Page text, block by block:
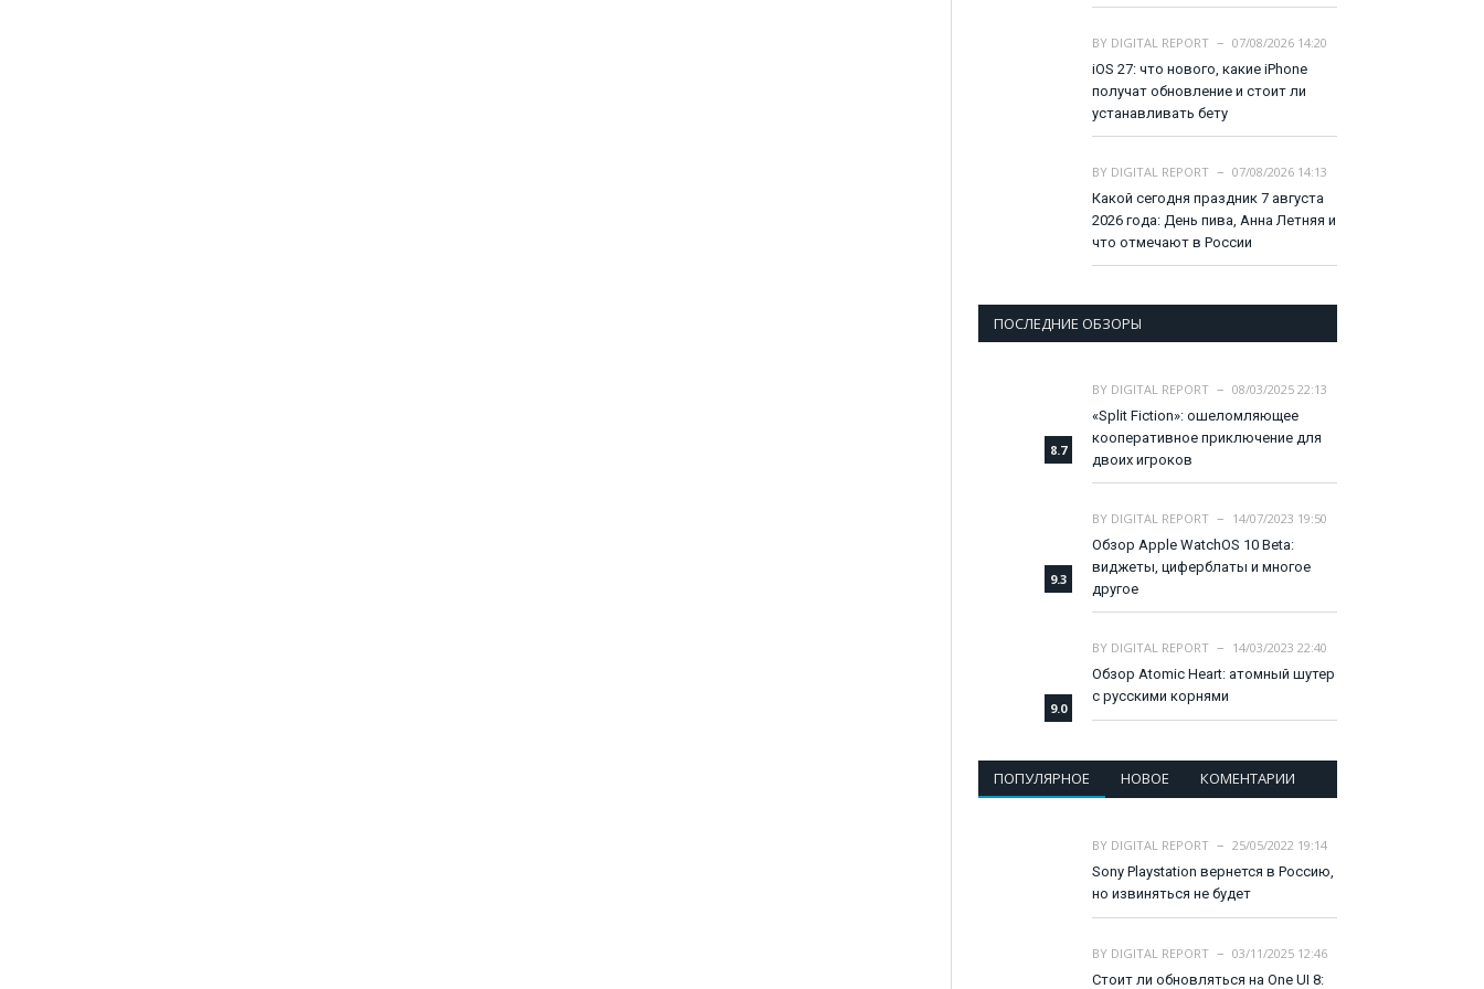
BY DIGITAL REPORT
07/08/2026 14:20
iOS 27: что нового, какие iPhone
получат обновление и стоит ли
устанавливать бету
BY DIGITAL REPORT
07/08/2026 14:13
Какой сегодня праздник 7 августа
2026 года: День пива, Анна Летняя и
что отмечают в России
ПОСЛЕДНИЕ ОБЗОРЫ
8.7
BY DIGITAL REPORT
08/03/2025 22:13
«Split Fiction»: ошеломляющее
кооперативное приключение для
двоих игроков
9.3
BY DIGITAL REPORT
14/07/2023 19:50
Обзор Apple WatchOS 10 Beta:
виджеты, циферблаты и многое
другое
9.0
BY DIGITAL REPORT
14/03/2023 22:40
Обзор Atomic Heart: атомный шутер
с русскими корнями
ПОПУЛЯРНОЕ НОВОЕ КОМЕНТАРИИ
BY DIGITAL REPORT
25/05/2022 19:14
Sony Playstation вернется в Россию,
но извиняться не будет
BY DIGITAL REPORT
03/11/2025 12:46
Стоит ли обновляться на One UI 8: